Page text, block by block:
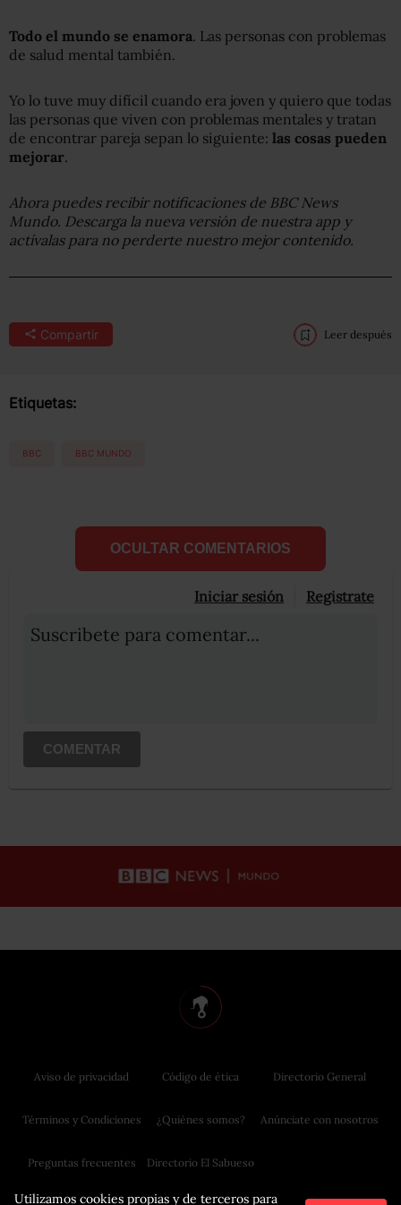
Todo el mundo se enamora. Las personas con problemas
de salud mental también.
Yo lo tuve muy difícil cuando era joven y quiero que todas
las personas que viven con problemas mentales y tratan
de encontrar pareja sepan lo siguiente: las cosas pueden
mejorar.
Ahora puedes recibir notificaciones de BBC News
Mundo. Descarga la nueva versión de nuestra app y
actívalas para no perderte nuestro mejor contenido.
Compartir Leer después
Etiquetas:
BBC BBC MUNDO
OCULTAR COMENTARIOS
Iniciar sesión Registrate
Suscribete para comentar...
COMENTAR
Utilizamos cookies propias y de terceros para
Aviso de privacidad
Términos y Condiciones
Preguntas frecuentes
Código de ética
¿Quiénes somos?
Directorio El Sabueso
Directorio General
Anúnciate con nosotros